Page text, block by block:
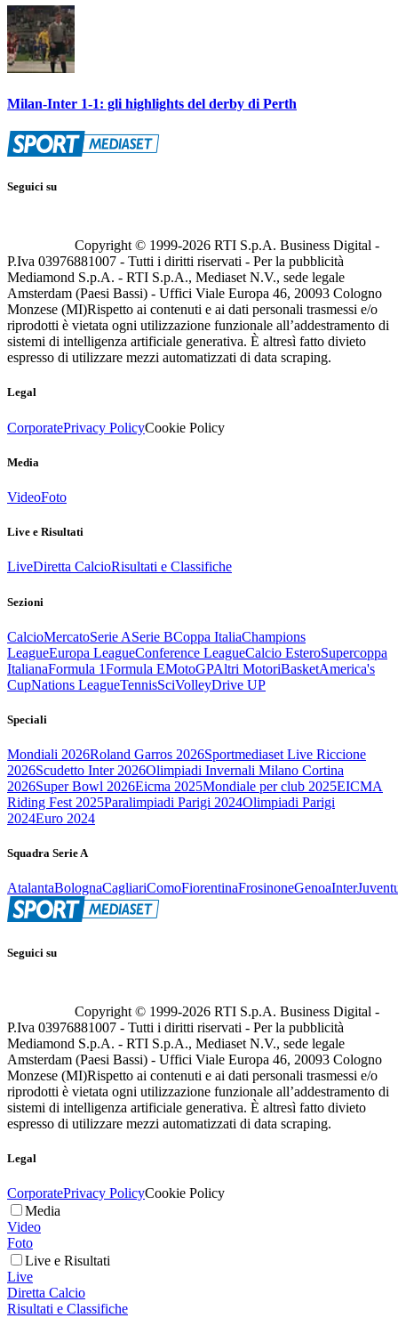
Milan-Inter 1-1: gli highlights del derby di Perth
Seguici su
Copyright © 1999-2026 RTI S.p.A. Business Digital -
P.Iva 03976881007 - Tutti i diritti riservati - Per la pubblicità
Mediamond S.p.A. - RTI S.p.A., Mediaset N.V., sede legale
Amsterdam (Paesi Bassi) - Uffici Viale Europa 46, 20093 Cologno
Monzese (MI)Rispetto ai contenuti e ai dati personali trasmessi e/o
riprodotti è vietata ogni utilizzazione funzionale all’addestramento di
sistemi di intelligenza artificiale generativa. È altresì fatto divieto
espresso di utilizzare mezzi automatizzati di data scraping.
Legal
CorporatePrivacy PolicyCookie Policy
Media
VideoFoto
Live e Risultati
LiveDiretta CalcioRisultati e Classifiche
Sezioni
CalcioMercatoSerie ASerie BCoppa ItaliaChampions
LeagueEuropa LeagueConference LeagueCalcio EsteroSupercoppa
ItalianaFormula 1Formula EMotoGPAltri MotoriBasketAmerica's
CupNations LeagueTennisSciVolleyDrive UP
Speciali
Mondiali 2026Roland Garros 2026Sportmediaset Live Riccione
2026Scudetto Inter 2026Olimpiadi Invernali Milano Cortina
2026Super Bowl 2026Eicma 2025Mondiale per club 2025EICMA
Riding Fest 2025Paralimpiadi Parigi 2024Olimpiadi Parigi
2024Euro 2024
Squadra Serie A
AtalantaBolognaCagliariComoFiorentinaFrosinoneGenoaInter
Seguici su
Copyright © 1999-2026 RTI S.p.A. Business Digital -
P.Iva 03976881007 - Tutti i diritti riservati - Per la pubblicità
Mediamond S.p.A. - RTI S.p.A., Mediaset N.V., sede legale
Amsterdam (Paesi Bassi) - Uffici Viale Europa 46, 20093 Cologno
Monzese (MI)Rispetto ai contenuti e ai dati personali trasmessi e/o
riprodotti è vietata ogni utilizzazione funzionale all’addestramento di
sistemi di intelligenza artificiale generativa. È altresì fatto divieto
espresso di utilizzare mezzi automatizzati di data scraping.
Legal
CorporatePrivacy PolicyCookie Policy
Media
Video
Foto
Live e Risultati
Live
Diretta Calcio
Risultati e Classifiche